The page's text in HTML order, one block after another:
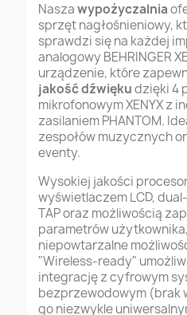
Naszawypożyczalnia
sprzęt nagłośnieniowy,
sprawdzi się na każdej
analogowy BEHRINGER
urządzenie, które
jakość dźwiękudzięki 4
mikrofonowym XENYX z
zasilaniem PHANTOM.
zespołów muzycznych
eventy.
Wysokiej jakości procesor
wyświetlaczem LCD,
TAP oraz możliwością
parametrów
niepowtarzalne
"Wireless-ready"
integrację z cyfrowym
bezprzewodowym (brak
go niezwykle